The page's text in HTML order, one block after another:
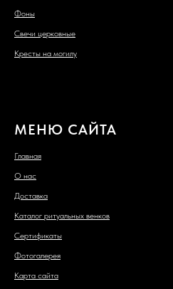
Фоны
Свечи церковные
Кресты на могилу
МЕНЮ САЙТА
Главная
О нас
Доставка
Каталог ритуальных венков
Сертификаты
Фотогалерея
Карта сайта